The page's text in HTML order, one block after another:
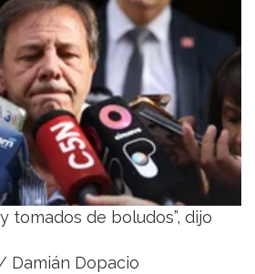
tomados de boludos”, dijo
Damián Dopacio